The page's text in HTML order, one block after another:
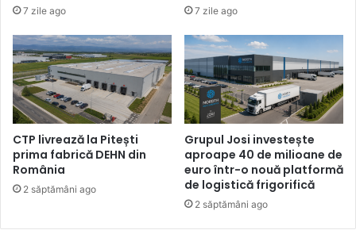
7 zile ago 7 zile ago
CTP livrează la Pitești
prima fabrică DEHN din
România
2 săptămâni ago
Grupul Josi investește
aproape 40 de milioane de
euro într-o nouă platformă
de logistică frigorifică
2 săptămâni ago